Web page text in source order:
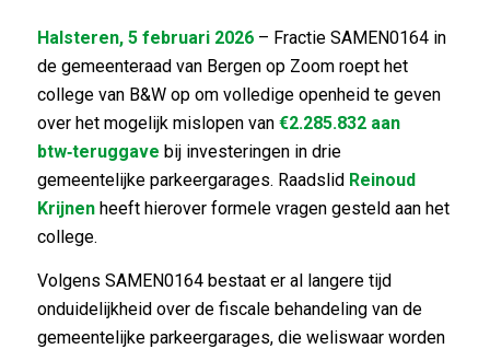
Halsteren, 5 februari 2026– Fractie SAMEN0164 in
de gemeenteraad van Bergen op Zoom roept het
college van B&W op om volledige openheid te geven
over het mogelijk mislopen van €2.285.832 aan
btw‑teruggave bij investeringen in drie
gemeentelijke parkeergarages. Raadslid Reinoud
Krijnenheeft hierover formele vragen gesteld aan het
college.
Volgens SAMEN0164 bestaat er al langere tijd
onduidelijkheid over de fiscale behandeling van de
gemeentelijke parkeergarages, die weliswaar worden